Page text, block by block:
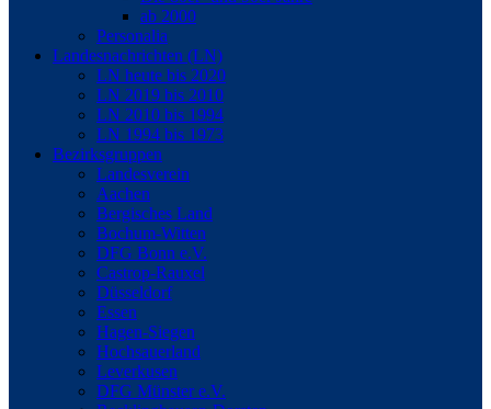
ab 2000
Personalia
Landesnachrichten (LN)
LN heute bis 2020
LN 2019 bis 2010
LN 2010 bis 1994
LN 1994 bis 1973
Bezirksgruppen
Landesverein
Aachen
Bergisches Land
Bochum-Witten
DFG Bonn e.V.
Castrop-Rauxel
Düsseldorf
Essen
Hagen-Siegen
Hochsauerland
Leverkusen
DFG Münster e.V.